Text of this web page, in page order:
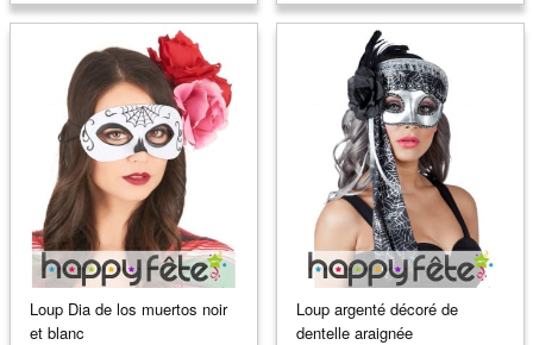
Loup Dia de los muertos noir
et blanc
Loup argenté décoré de
dentelle araignée